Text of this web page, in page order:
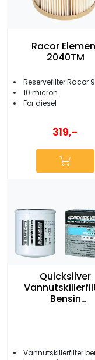
Racor
2040TM
Reservefilter Racor 900FG/MA
10 micron
For diesel
319,-
Quicksilver
Bensin
Vannutskillerfilter